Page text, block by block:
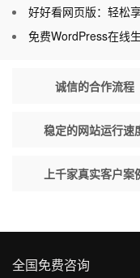
好好看网页版：轻松
免费WordPress在线生成：
诚信的合作流程
稳定的网站运行速
上千家真实客户案
全国免费咨询